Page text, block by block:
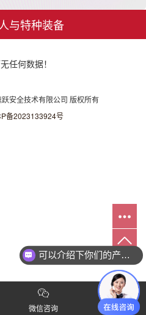
与特种装备
任何数据！
安全技术有限公司 版权所有
备2023133924号
微信咨询
可以介绍下你们的产品么